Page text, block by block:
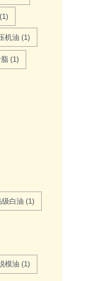
(1)
机油 (1)
(1)
级白油 (1)
模油 (1)